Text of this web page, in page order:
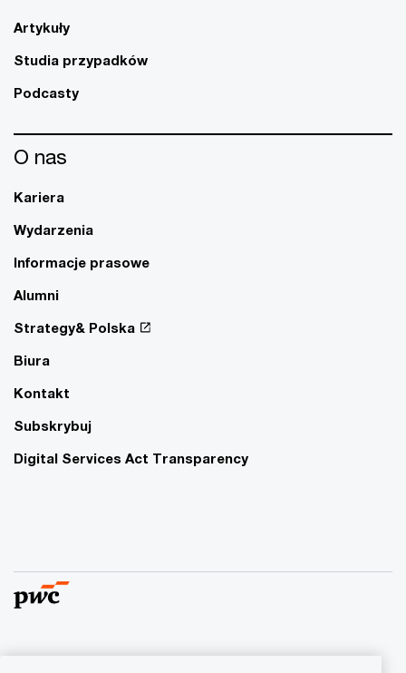
Artykuły
Studia przypadków
Podcasty
O nas
Kariera
Wydarzenia
Informacje prasowe
Alumni
Strategy& Polska
Biura
Kontakt
Subskrybuj
Digital Services Act Transparency
© 2015 - 2026 PwC. Wszelkie prawa zastrzeżone. Nazwa